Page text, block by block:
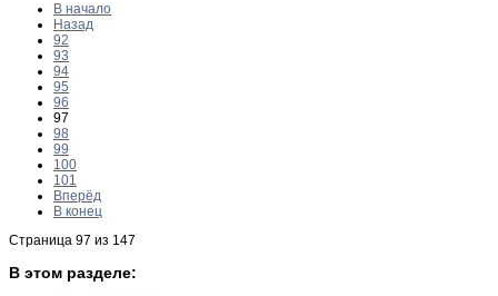
В начало
Назад
92
93
94
95
96
97
98
99
100
101
Вперёд
В конец
Страница 97 из 147
В этом разделе: